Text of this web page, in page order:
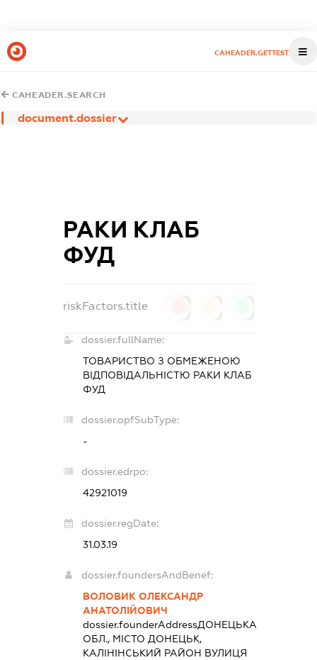
CAHEADER.GETTEST
CAHEADER.SEARCH
document.dossier
РАКИ КЛАБ
ФУД
riskFactors.title
dossier.fullName:
ТОВАРИСТВО З ОБМЕЖЕНОЮ
ВІДПОВІДАЛЬНІСТЮ РАКИ КЛАБ
ФУД
dossier.opfSubType:
-
dossier.edrpo:
42921019
dossier.regDate:
31.03.19
dossier.foundersAndBenef:
ВОЛОВИК ОЛЕКСАНДР
АНАТОЛІЙОВИЧ
dossier.founderAddressДОНЕЦЬКА
ОБЛ., МІСТО ДОНЕЦЬК,
КАЛІНІНСЬКИЙ РАЙОН ВУЛИЦЯ